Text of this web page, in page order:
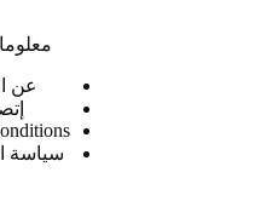
عن
سياسة